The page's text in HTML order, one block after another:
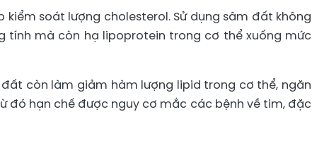
soát lượng cholesterol. Sử dụng sâm đất không
tính mà còn hạ lipoprotein trong cơ thể xuống mức
còn làm giảm hàm lượng lipid trong cơ thể, ngăn
đó hạn chế được nguy cơ mắc các bệnh về tim, đặc